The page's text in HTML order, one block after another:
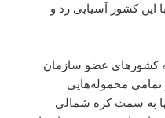
این کشور آسیایی رد و
کشورهای عضو سازمان
محموله‌هایی
به سمت کره شمالی